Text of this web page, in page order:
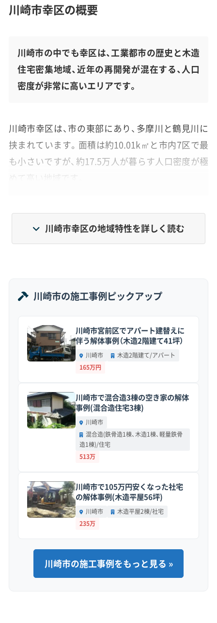
川崎市幸区の概要
川崎市の中でも幸区は、工業都市の歴史と木造
住宅密集地域、近年の再開発が混在する、人口
密度が非常に高いエリアです。
川崎市幸区は、市の東部にあり、多摩川と鶴見川に
挟まれています。面積は約10.01k㎡と市内7区で最
も小さいですが、約17.5万人が暮らす人口密度が極
めて高い地域です。
戦後に建てられた木造住宅の密集地と、近年のタワ
ーマンションが混在する独特の景観を持っていま
所への丁寧な配慮が何よりも重要になります。
地形・道路事情と解体費用の傾向
な渋滞、そして内陸部の狭い道が、解体費用を
押し上げる主な要因です。
区の大部分は多摩川沿いの低地で、
といったエリアは、昔は川の氾濫原だったため、
液状化のリスクも指摘されています。だからこ
そ、大型重機を使う工事では、転倒を防ぐための
鉄板養生などを通常より厳重にする必要があり
道路事情：区を南北に走る国道409号（府中街道）
は、トラックと一般車で日中は常に渋滞してお
川崎市幸区の地域特性を詳しく読む
川崎市の施工事例ピックアップ
川崎市宮前区でアパート建替えに
伴う解体事例（木造2階建て41坪）
川崎市
木造2階建て/アパート
165万円
川崎市で混合造3棟の空き家の解体
事例(混合造住宅3棟)
川崎市
混合造(鉄骨造1棟、木造1棟、軽量鉄骨
造1棟)/住宅
513万
川崎市で105万円安くなった社宅
の解体事例(木造平屋56坪)
川崎市
木造平屋2棟/社宅
235万
川崎市の施工事例をもっと見る »